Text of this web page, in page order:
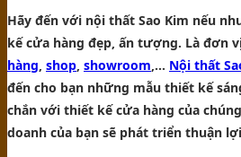
Hãy đến với nội thất Sao Kim nếu
kế cửa hàng đẹp, ấn tượng. Là đơn
hàng, shop, showroom,… Nội thất
đến cho bạn những mẫu thiết kế
chắn với thiết kế cửa hàng của
doanh của bạn sẽ phát triển thuận